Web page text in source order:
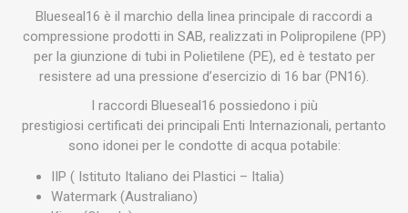
Blueseal16 è il marchio della linea principale di raccordi a
compressione prodotti in SAB, realizzati in Polipropilene (PP)
per la giunzione di tubi in Polietilene (PE), ed è testato per
resistere ad una pressione d’esercizio di 16 bar (PN16).
I raccordi Blueseal16 possiedono i più
prestigiosi certificati dei principali Enti Internazionali, pertanto
sono idonei per le condotte di acqua potabile:
IIP ( Istituto Italiano dei Plastici – Italia)
Watermark (Australiano)